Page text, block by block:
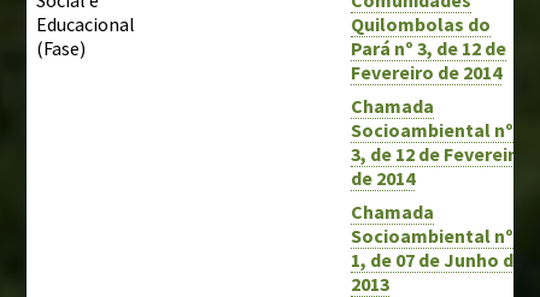
Educacional
(Fase)
Quilombolas do
Pará nº 3, de 12 de
Fevereiro de 2014
Chamada
Socioambiental nº
3, de 12 de Fevereiro
de 2014
Chamada
Socioambiental nº
1, de 07 de Junho de
2013